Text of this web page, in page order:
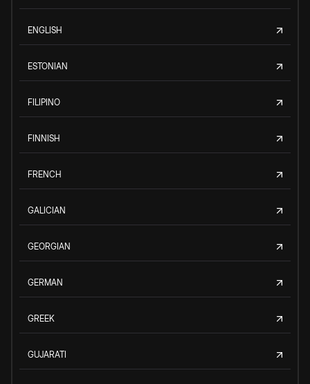
ENGLISH
ESTONIAN
FILIPINO
FINNISH
FRENCH
GALICIAN
GEORGIAN
GERMAN
GREEK
GUJARATI